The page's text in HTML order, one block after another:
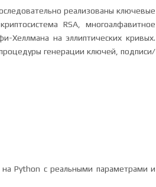
реализованы ключевые
RSA, многоалфавитное
Хеллмана на эллиптических кривых.
генерации ключей, подписи/
Python с реальными параметрами и